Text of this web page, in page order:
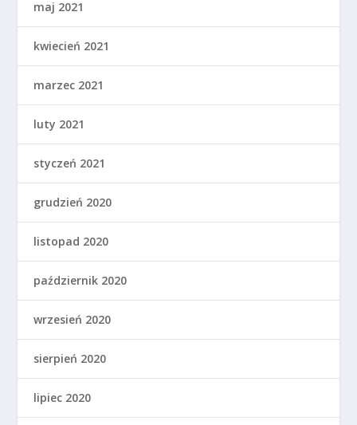
maj 2021
kwiecień 2021
marzec 2021
luty 2021
styczeń 2021
grudzień 2020
listopad 2020
październik 2020
wrzesień 2020
sierpień 2020
lipiec 2020